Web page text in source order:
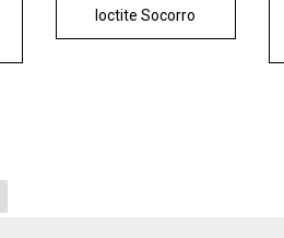
loctite Socorro